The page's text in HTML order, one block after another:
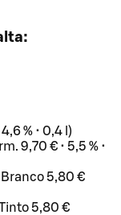
% • 0,4 l)
9,70 € • 5,5 % •
5,80 €
5,80 €